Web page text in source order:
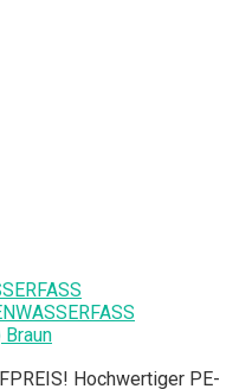
Braun
Hochwertiger PE-